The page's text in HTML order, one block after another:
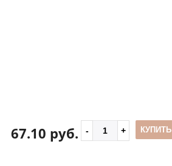
67.10 руб. КУПИТЬ